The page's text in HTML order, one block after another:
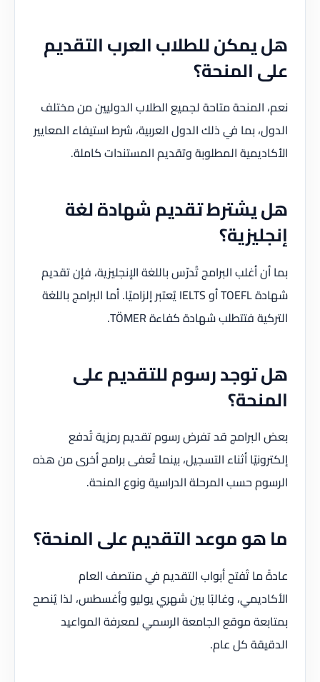
هل يمكن للطلاب العرب التقديم
على المنحة؟
نعم، المنحة متاحة لجميع الطلاب الدوليين من مختلف
الدول، بما في ذلك الدول العربية، شرط استيفاء المعايير
الأكاديمية المطلوبة وتقديم المستندات كاملة.
هل يشترط تقديم شهادة لغة
إنجليزية؟
بما أن أغلب البرامج تُدرّس باللغة الإنجليزية، فإن تقديم
شهادة TOEFL أو IELTS يُعتبر إلزاميًا. أما البرامج باللغة
التركية فتتطلب شهادة كفاءة TÖMER.
هل توجد رسوم للتقديم على
المنحة؟
بعض البرامج قد تفرض رسوم تقديم رمزية تُدفع
إلكترونيًا أثناء التسجيل، بينما تُعفى برامج أخرى من هذه
الرسوم حسب المرحلة الدراسية ونوع المنحة.
ما هو موعد التقديم على المنحة؟
عادةً ما تُفتح أبواب التقديم في منتصف العام
الأكاديمي، وغالبًا بين شهري يوليو وأغسطس، لذا يُنصح
بمتابعة موقع الجامعة الرسمي لمعرفة المواعيد
الدقيقة كل عام.